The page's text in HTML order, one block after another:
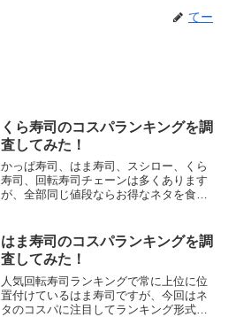
てー
くら寿司のコスパランキングを調
査してみた！
かっぱ寿司、はま寿司、スシロー、くら
寿司、回転寿司チェーンは多くあります
が、全部同じ値段ならお得なネタを食べ
回はくら寿司にフォーカスして、原価率
が高いお寿司について調査...
はま寿司のコスパランキングを調
査してみた！
人気回転寿司ランキングで常に上位に位
置付けているはま寿司ですが、今回はネ
タのコスパに注目してランキング形式で